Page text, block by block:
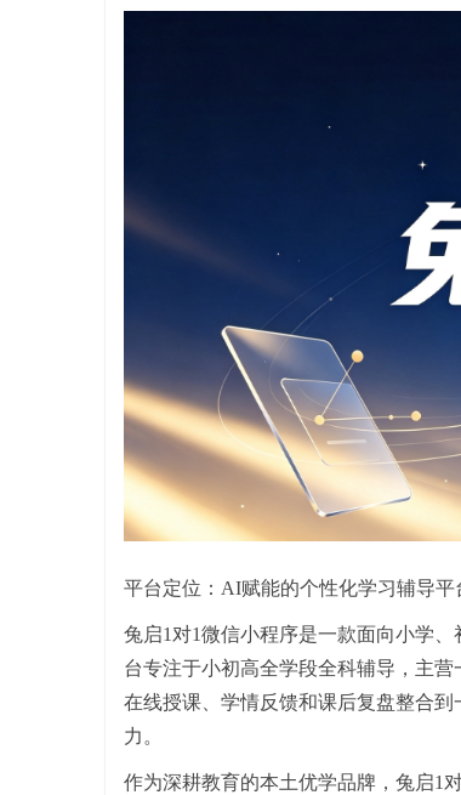
平台定位：AI赋能的个性化学习辅导平
兔启1对1微信小程序是一款面向小学
台专注于小初高全学段全科辅导，主
在线授课、学情反馈和课后复盘整合
力。
作为深耕教育的本土优学品牌，兔启1